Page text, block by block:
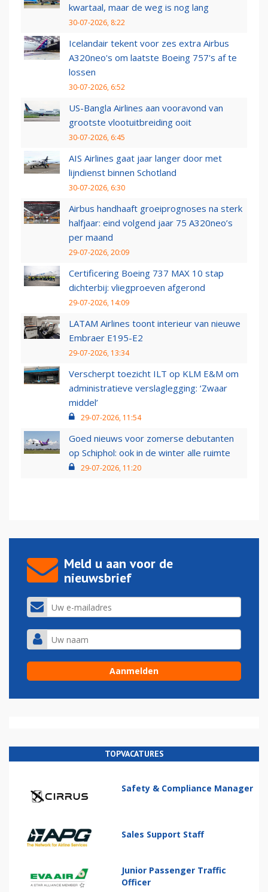
kwartaal, maar de weg is nog lang
30-07-2026, 8:22
Icelandair tekent voor zes extra Airbus
A320neo's om laatste Boeing 757's af te
lossen
30-07-2026, 6:52
US-Bangla Airlines aan vooravond van
grootste vlootuitbreiding ooit
30-07-2026, 6:45
AIS Airlines gaat jaar langer door met
lijndienst binnen Schotland
30-07-2026, 6:30
Airbus handhaaft groeiprognoses na sterk
halfjaar: eind volgend jaar 75 A320neo’s
per maand
29-07-2026, 20:09
Certificering Boeing 737 MAX 10 stap
dichterbij: vliegproeven afgerond
29-07-2026, 14:09
LATAM Airlines toont interieur van nieuwe
Embraer E195-E2
29-07-2026, 13:34
Verscherpt toezicht ILT op KLM E&M om
administratieve verslaglegging: ‘Zwaar
middel’
29-07-2026, 11:54
Goed nieuws voor zomerse debutanten
op Schiphol: ook in de winter alle ruimte
29-07-2026, 11:20
Meld u aan voor de
nieuwsbrief
TOPVACATURES
Safety & Compliance Manager
Sales Support Staff
Junior Passenger Traffic
Officer